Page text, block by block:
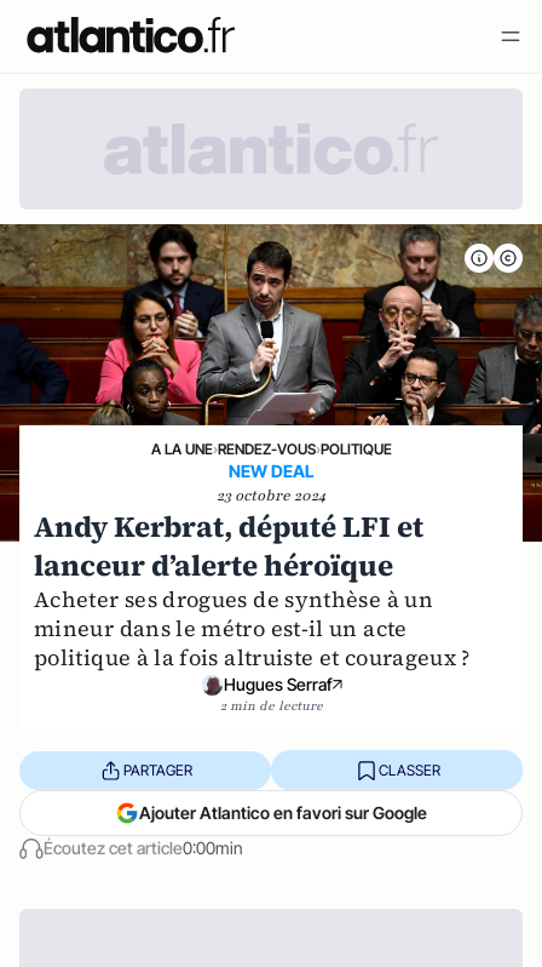
A LA UNE›RENDEZ-VOUS›POLITIQUE
NEW DEAL
23 octobre 2024
Andy Kerbrat, député LFI et
lanceur d’alerte héroïque
Acheter ses drogues de synthèse à un
mineur dans le métro est-il un acte
politique à la fois altruiste et courageux ?
Hugues Serraf
2 min de lecture
Écoutez cet article0:00min
PARTAGER CLASSER
Ajouter Atlantico en favori sur Google